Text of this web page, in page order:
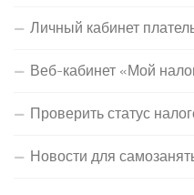
Личный кабинет
Веб-кабинет «Мой
Проверить статус
Новости для